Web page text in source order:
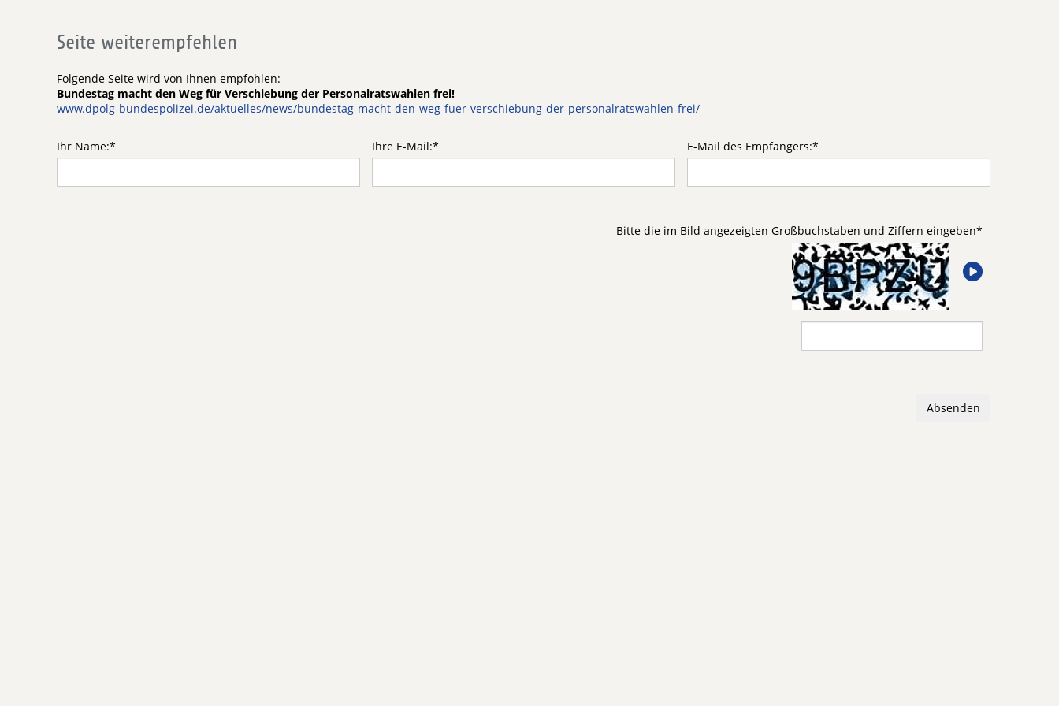
Seite weiterempfehlen
Folgende Seite wird von Ihnen empfohlen:
Bundestag macht den Weg für Verschiebung der Personalratswahlen frei!
www.dpolg-bundespolizei.de/aktuelles/news/bundestag-macht-den-weg-fuer-verschiebung-der-personalratswahlen-frei/
Ihr Name:* Ihre E-Mail:* E-Mail des Empfängers:*
Bitte die im Bild angezeigten Großbuchstaben und Ziffern eingeben*
Absenden